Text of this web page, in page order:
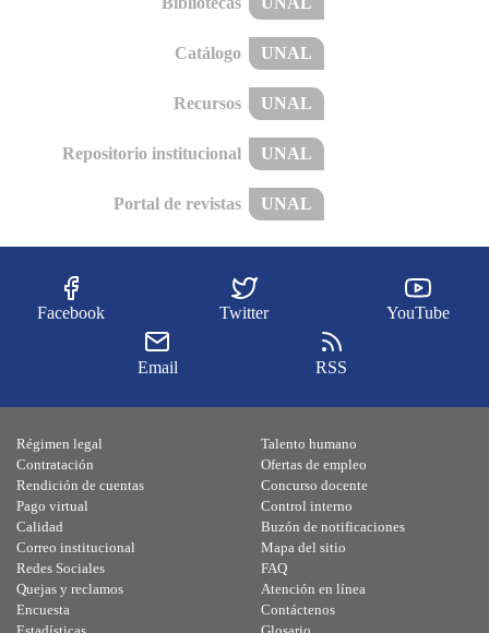
Catálogo UNAL
Recursos UNAL
Repositorio institucional UNAL
Portal de revistas UNAL
Facebook Twitter YouTube
Email RSS
Régimen legal
Contratación
Rendición de cuentas
Pago virtual
Calidad
Talento humano
Ofertas de empleo
Concurso docente
Control interno
Buzón de notificaciones
Correo institucional
Redes Sociales
Quejas y reclamos
Encuesta
Mapa del sitio
FAQ
Atención en línea
Contáctenos